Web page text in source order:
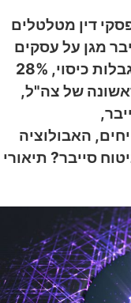
דין מטלטלים
מגן על עסקים
בינוניים וקטנים, עליית מחירים והגבלות כיסוי, 28%
של צה"ל,
האבולוציה
סייבר? תיאורי